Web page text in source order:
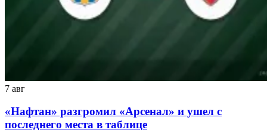
7 авг
«Нафтан» разгромил «Арсенал» и ушел с
последнего места в таблице